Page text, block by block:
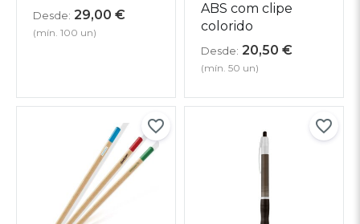
Desde: 29,00 €
(mín. 100 un)
ABS com clipe
colorido
Desde: 20,50 €
(mín. 50 un)